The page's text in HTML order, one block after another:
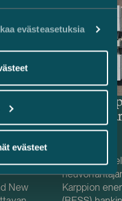
evästeasetuksia
evästeet
Finland
New
Delta
Toimimme
Karppion